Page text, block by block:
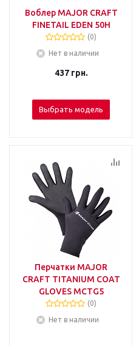
Воблер MAJOR CRAFT
FINETAIL EDEN 50H
(0)
Нет в наличии
437грн.
Выбрать модель
Перчатки MAJOR
CRAFT TITANIUM COAT
GLOVES MCTG5
(0)
Нет в наличии